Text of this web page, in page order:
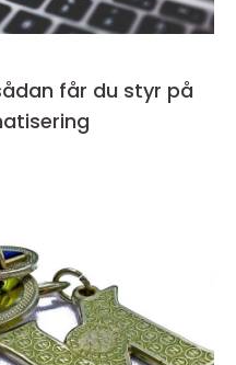
får du styr på